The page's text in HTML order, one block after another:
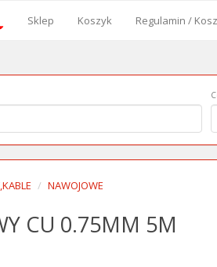
Sklep Koszyk Regulamin /
NAWOJOWE
CU 0.75MM 5M